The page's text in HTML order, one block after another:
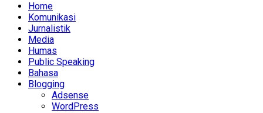
Home
Komunikasi
Jurnalistik
Media
Humas
Public Speaking
Bahasa
Blogging
Adsense
WordPress